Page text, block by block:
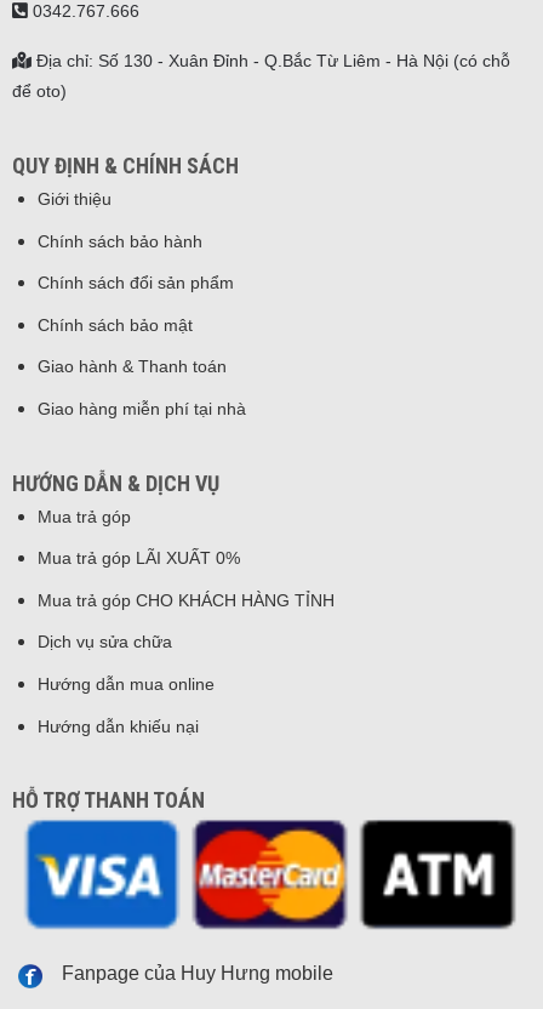
0342.767.666
Địa chỉ: Số 130 - Xuân Đỉnh - Q.Bắc Từ Liêm - Hà Nội (có chỗ
để oto)
QUY ĐỊNH & CHÍNH SÁCH
Giới thiệu
Chính sách bảo hành
Chính sách đổi sản phẩm
Chính sách bảo mật
Giao hành & Thanh toán
Giao hàng miễn phí tại nhà
HƯỚNG DẪN & DỊCH VỤ
Mua trả góp
Mua trả góp LÃI XUẤT 0%
Mua trả góp CHO KHÁCH HÀNG TỈNH
Dịch vụ sửa chữa
Hướng dẫn mua online
Hướng dẫn khiếu nại
HỖ TRỢ THANH TOÁN
Fanpage của Huy Hưng mobile